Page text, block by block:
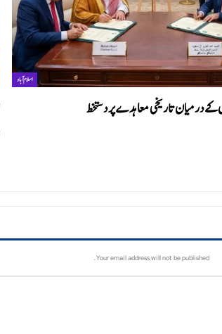
اسلام آباد
کے درمیان تاریخی معاہدے پر دستخط
Your email address will not be published.